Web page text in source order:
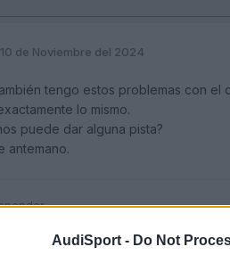
AudiSport - Do Not
10 de Noviembre del 2024
tengo estos problemas con el
lo mismo.
puede dar alguna pista?
antemano.